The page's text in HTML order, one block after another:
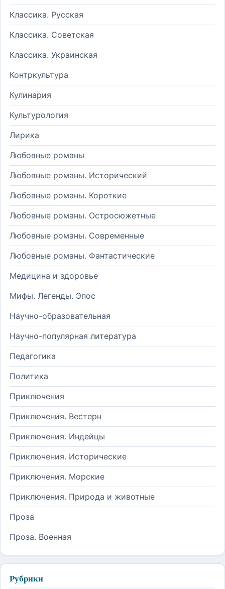
Классика. Русская
Классика. Советская
Классика. Украинская
Контркультура
Кулинария
Культурология
Лирика
Любовные романы
Любовные романы. Исторический
Любовные романы. Короткие
Любовные романы. Остросюжетные
Любовные романы. Современные
Любовные романы. Фантастические
Медицина и здоровье
Мифы. Легенды. Эпос
Научно-образовательная
Научно-популярная литература
Педагогика
Политика
Приключения
Приключения. Вестерн
Приключения. Индейцы
Приключения. Исторические
Приключения. Морские
Приключения. Природа и животные
Проза
Проза. Военная
Рубрики